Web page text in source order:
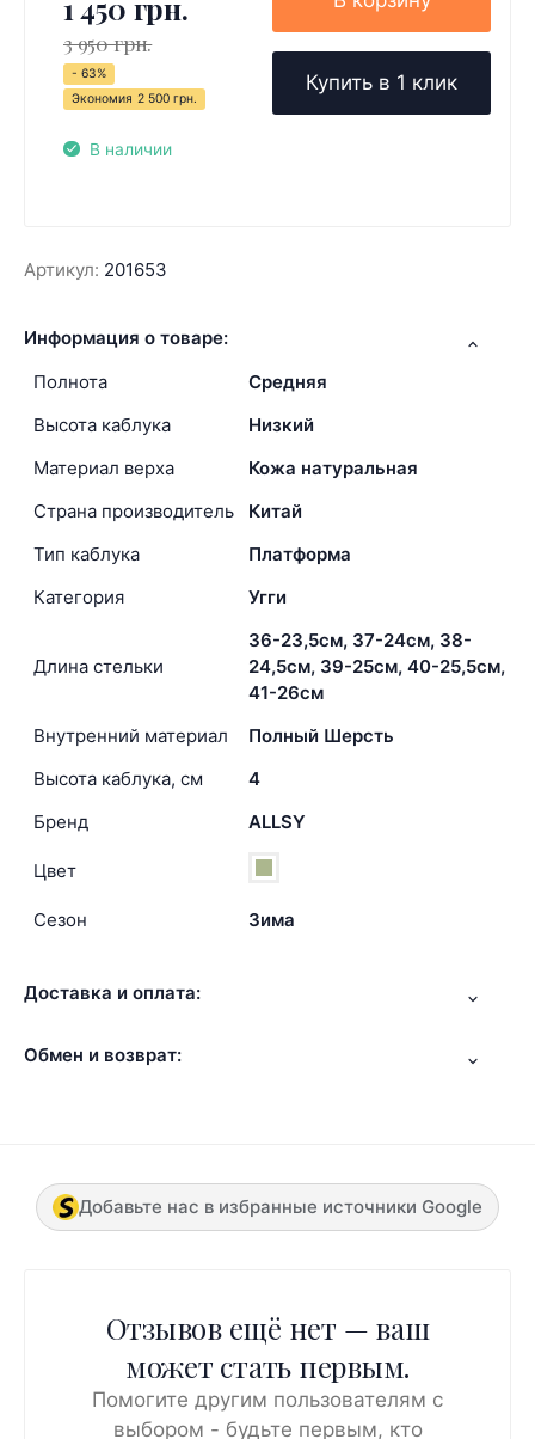
1 450 грн.
3 950 грн.
- 63%
Экономия 2 500 грн.
В наличии
Купить в 1 клик
Артикул: 201653
Информация о товаре:
Полнота
Средняя
Высота каблука
Низкий
Материал верха
Кожа натуральная
Страна производитель
Китай
Тип каблука
Платформа
Категория
Угги
Длина стельки
36-23,5см, 37-24см, 38-
24,5см, 39-25см, 40-25,5см,
41-26см
Внутренний материал
Полный Шерсть
Высота каблука, см
4
Бренд
ALLSY
Цвет
Сезон Зима
Доставка и оплата:
Обмен и возврат:
Добавьте нас в избранные источники Google
Отзывов ещё нет — ваш
может стать первым.
Помогите другим пользователям с
выбором - будьте первым, кто